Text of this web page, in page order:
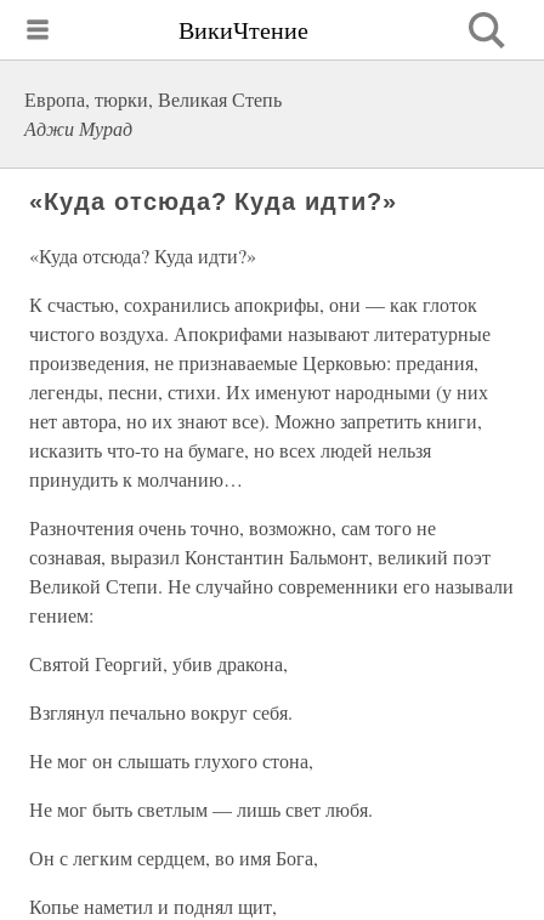
ВикиЧтение
Европа, тюрки, Великая Степь
Аджи Мурад
«Куда отсюда? Куда идти?»
«Куда отсюда? Куда идти?»
К счастью, сохранились апокрифы, они — как глоток
чистого воздуха. Апокрифами называют литературные
произведения, не признаваемые Церковью: предания,
легенды, песни, стихи. Их именуют народными (у них
нет автора, но их знают все). Можно запретить книги,
исказить что-то на бумаге, но всех людей нельзя
принудить к молчанию…
Разночтения очень точно, возможно, сам того не
сознавая, выразил Константин Бальмонт, великий поэт
Великой Степи. Не случайно современники его называли
гением:
Святой Георгий, убив дракона,
Взглянул печально вокруг себя.
Не мог он слышать глухого стона,
Не мог быть светлым — лишь свет любя.
Он с легким сердцем, во имя Бога,
Копье наметил и поднял щит,